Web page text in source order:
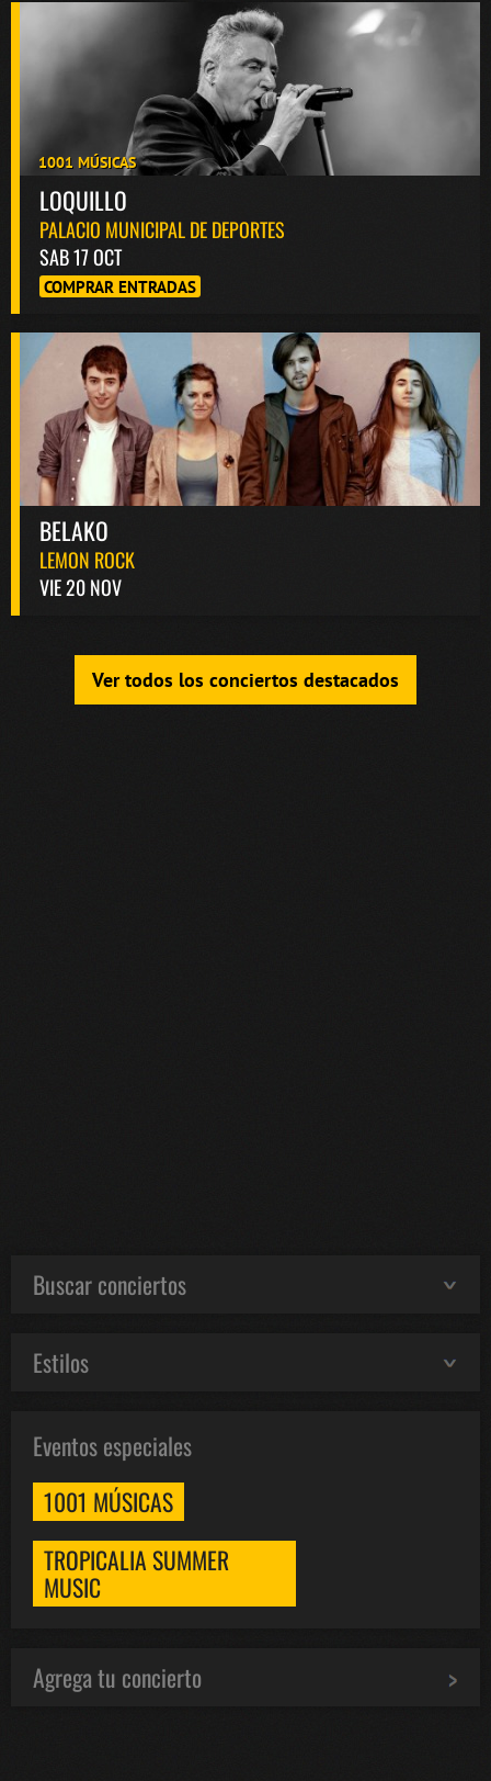
1001 MÚSICAS
LOQUILLO
PALACIO MUNICIPAL DE DEPORTES
SAB 17 OCT
COMPRAR ENTRADAS
BELAKO
LEMON ROCK
VIE 20 NOV
Ver todos los conciertos destacados
Buscar conciertos
Estilos
Eventos especiales
1001 MÚSICAS
TROPICALIA SUMMER
MUSIC
Agrega tu concierto